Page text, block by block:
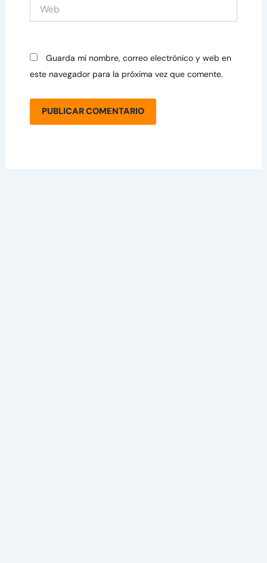
Guarda mi nombre, correo electrónico y web en
este navegador para la próxima vez que comente.